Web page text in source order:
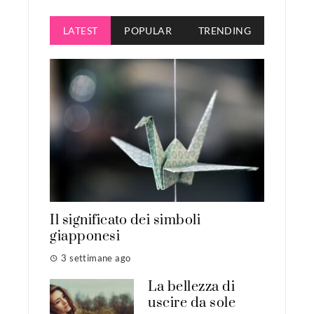
LATEST POPULAR TRENDING
Il significato dei simboli
giapponesi
3 settimane ago
La bellezza di
uscire da sole